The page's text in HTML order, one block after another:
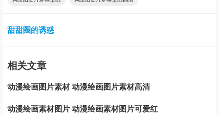
甜甜圈的诱惑
相关文章
动漫绘画图片素材 动漫绘画图片素材高清
动漫绘画素材图片 动漫绘画素材图片可爱红